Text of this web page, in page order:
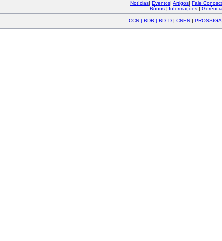
Notícias| Eventos| Artigos| Fale
Bônus| Informações| Gerência
CCN | BDB | BDTD | CNEN | PROSSIGA